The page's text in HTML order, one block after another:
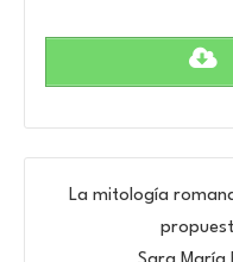
La mitología